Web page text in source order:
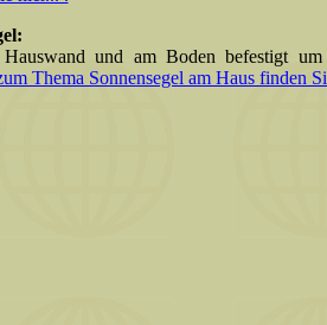
und am Boden befestigt
Thema Sonnensegel am Haus finden